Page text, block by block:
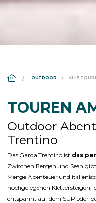
DS_BREADCRUMB.HOME
OUTDOOR ALLE
TOUREN
Outdoor-
Trentino
Das Garda Trentino ist das
Zwischen Bergen und Seen
Menge Abenteuer und
hochgelegenen Klettersteigen,
entspannt auf dem SUP oder